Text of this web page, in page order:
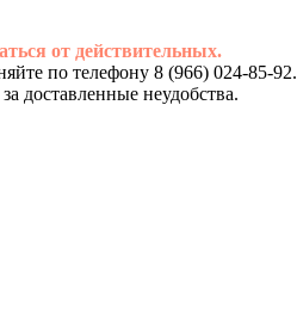
от действительных.
по телефону 8 (966) 024-85-92.
доставленные неудобства.